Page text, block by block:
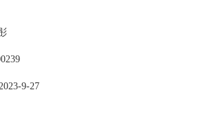
9-27